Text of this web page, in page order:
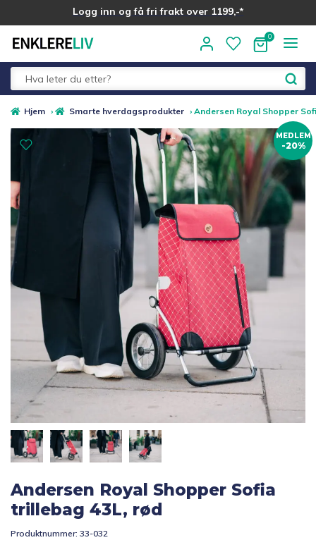
Logg inn og få fri frakt over 1199,-*
Alle kategorier
Fold
ut
Medlemstilbud
Merker
Topp 10
Inspirasjon
Fold
ut
Gavetips
Hjem › Smarte hverdagsprodukter › Andersen Royal Shopper
MEDLEM
-20%
Andersen Royal Shopper Sofia
trillebag 43L, rød
Produktnummer: 33-032